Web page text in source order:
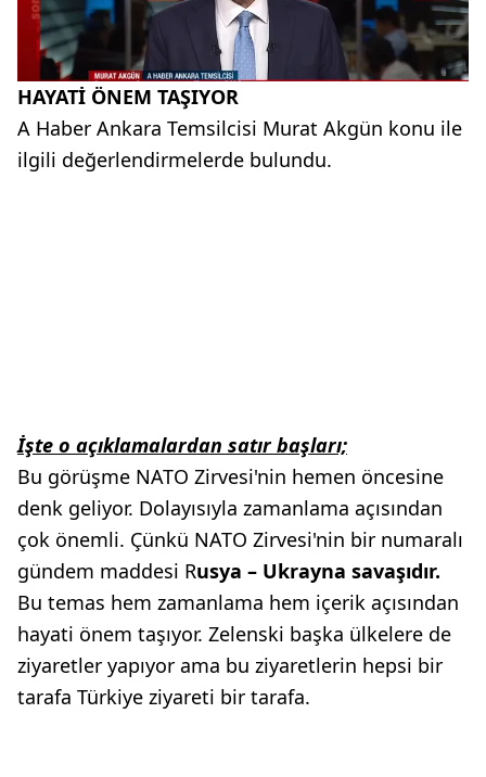
HAYATİ ÖNEM TAŞIYOR
A Haber Ankara Temsilcisi Murat Akgün konu ile
ilgili değerlendirmelerde bulundu.
İşte o açıklamalardan satır başları;
Bu görüşme NATO Zirvesi'nin hemen öncesine
denk geliyor. Dolayısıyla zamanlama açısından
çok önemli. Çünkü NATO Zirvesi'nin bir numaralı
gündem maddesi Rusya – Ukrayna savaşıdır.
Bu temas hem zamanlama hem içerik açısından
hayati önem taşıyor. Zelenski başka ülkelere de
ziyaretler yapıyor ama bu ziyaretlerin hepsi bir
tarafa Türkiye ziyareti bir tarafa.